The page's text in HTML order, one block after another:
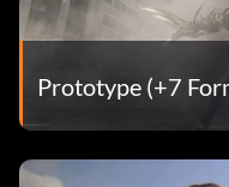
Prototype (+7